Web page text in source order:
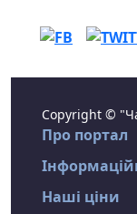
Copyright ©
Про портал
Наші ціни